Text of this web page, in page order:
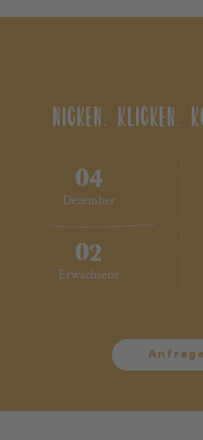
NICKEN. KLICKEN.
04
Dezember
2 Erwachsene
02
Erwachsene